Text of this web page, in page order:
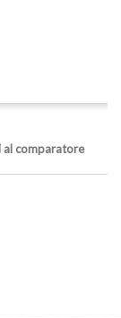
al comparatore